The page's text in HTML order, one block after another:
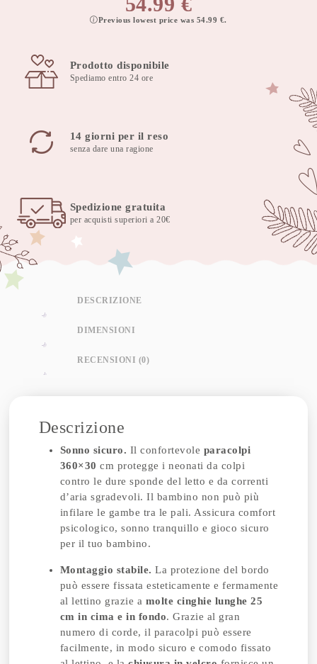
aniamaland
quantità
Previous lowest price was 54.99 €.
Prodotto disponibile
Spediamo entro 24 ore
14 giorni per il reso
senza dare una ragione
Spedizione gratuita
per acquisti superiori a 20€
DESCRIZIONE
DIMENSIONI
RECENSIONI (0)
Descrizione
Sonno sicuro. Il confortevole paracolpi
360×30cm protegge i neonati da colpi
contro le dure sponde del letto e da correnti
d’aria sgradevoli. Il bambino non può più
infilare le gambe tra le pali. Assicura comfort
psicologico, sonno tranquillo e gioco sicuro
per il tuo bambino.
Montaggio stabile. La protezione del bordo
può essere fissata esteticamente e fermamente
al lettino grazie a molte cinghie lunghe 25
cm in cima e in fondo. Grazie al gran
numero di corde, il paracolpi può essere
facilmente, in modo sicuro e comodo fissato